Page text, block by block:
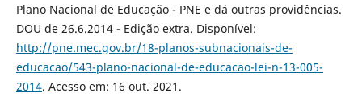
Plano Nacional de Educação - PNE e dá outras providências.
DOU de 26.6.2014 - Edição extra. Disponível:
http://pne.mec.gov.br/18-planos-subnacionais-de-
educacao/543-plano-nacional-de-educacao-lei-n-13-005-
2014. Acesso em: 16 out. 2021.